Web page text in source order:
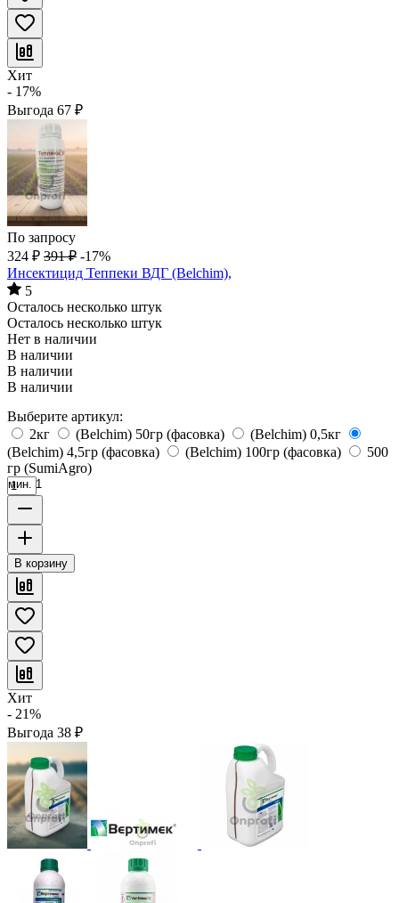
Хит
- 17%
Выгода 67 ₽
По запросу
324 ₽ 391 ₽ -17%
Инсектицид Теппеки ВДГ (Belchim),
5
Осталось несколько штук
Осталось несколько штук
Нет в наличии
В наличии
В наличии
В наличии
Выберите артикул:
2кг
(Belchim) 50гр (фасовка)
(Belchim) 0,5кг
(Belchim) 4,5гр (фасовка)
(Belchim) 100гр (фасовка)
500
гр (SumiAgro)
мин. 1
В корзину
Хит
- 21%
Выгода 38 ₽